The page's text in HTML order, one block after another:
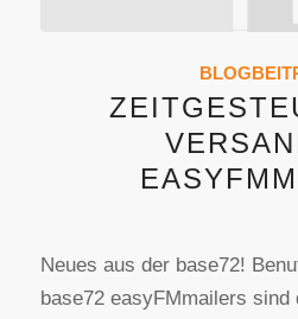
Neues aus der base72!
base72 easyFMmailers sind